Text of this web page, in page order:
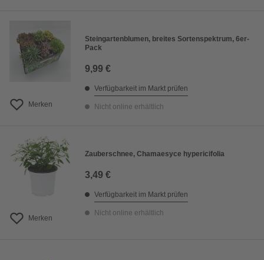
Merken
Steingartenblumen, breites Sortenspektrum, 6er-
Pack
9,99 €
Verfügbarkeit im Markt prüfen
Nicht online erhältlich
Merken
Zauberschnee, Chamaesyce hypericifolia
3,49 €
Verfügbarkeit im Markt prüfen
Nicht online erhältlich